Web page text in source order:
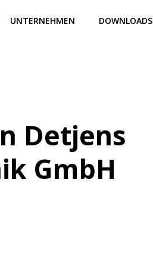
UNTERNEHMEN DOWNLOADS
Detjens
GmbH